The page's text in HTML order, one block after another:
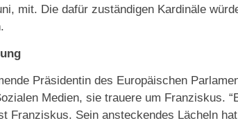
mit. Die dafür zuständigen Kardinäle
Präsidentin des Europäischen
Medien, sie trauere um Franziskus.
Franziskus. Sein ansteckendes Lächeln